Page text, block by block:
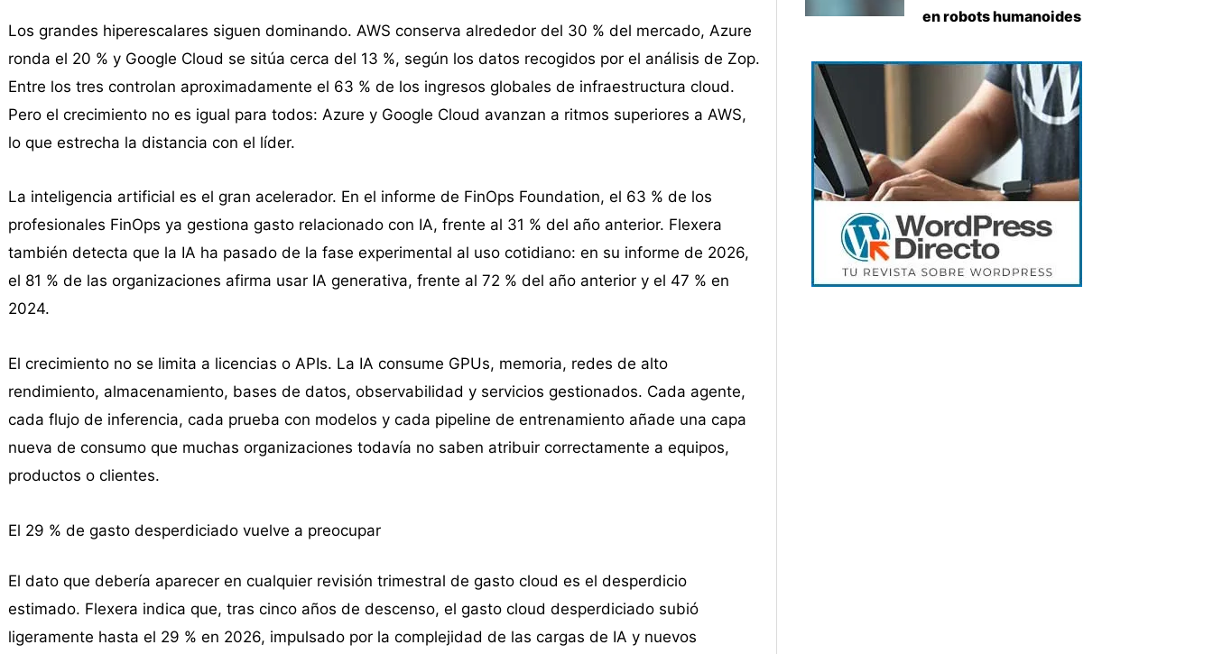
Los grandes hiperescalares siguen dominando. AWS conserva alrededor del 30 % del mercado, Azure
ronda el 20 % y Google Cloud se sitúa cerca del 13 %, según los datos recogidos por el análisis de Zop.
Entre los tres controlan aproximadamente el 63 % de los ingresos globales de infraestructura cloud.
Pero el crecimiento no es igual para todos: Azure y Google Cloud avanzan a ritmos superiores a AWS,
lo que estrecha la distancia con el líder.
La inteligencia artificial es el gran acelerador. En el informe de FinOps Foundation, el 63 % de los
profesionales FinOps ya gestiona gasto relacionado con IA, frente al 31 % del año anterior. Flexera
también detecta que la IA ha pasado de la fase experimental al uso cotidiano: en su informe de 2026,
el 81 % de las organizaciones afirma usar IA generativa, frente al 72 % del año anterior y el 47 % en
2024.
El crecimiento no se limita a licencias o APIs. La IA consume GPUs, memoria, redes de alto
rendimiento, almacenamiento, bases de datos, observabilidad y servicios gestionados. Cada agente,
cada flujo de inferencia, cada prueba con modelos y cada pipeline de entrenamiento añade una capa
nueva de consumo que muchas organizaciones todavía no saben atribuir correctamente a equipos,
productos o clientes.
El 29 % de gasto desperdiciado vuelve a preocupar
El dato que debería aparecer en cualquier revisión trimestral de gasto cloud es el desperdicio
estimado. Flexera indica que, tras cinco años de descenso, el gasto cloud desperdiciado subió
ligeramente hasta el 29 % en 2026, impulsado por la complejidad de las cargas de IA y nuevos
en robots humanoides